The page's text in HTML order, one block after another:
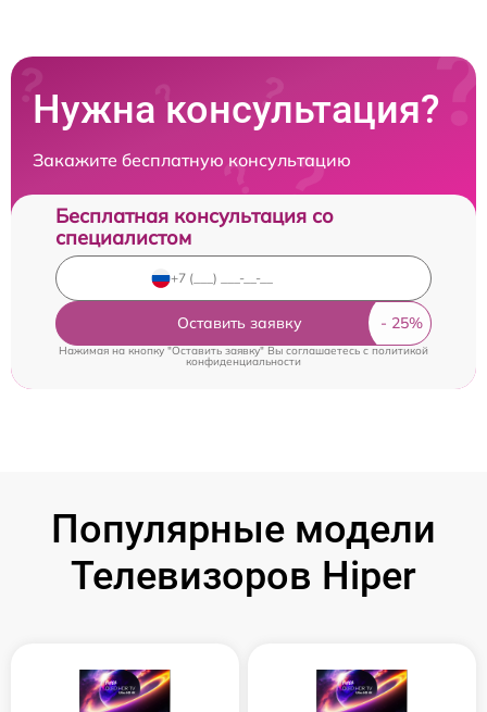
Нужна консультация?
Закажите бесплатную консультацию
Бесплатная консультация со
специалистом
Оставить заявку
Нажимая на кнопку "Оставить заявку" Вы соглашаетесь cполитикой
конфиденциальности
Популярные модели
Телевизоров Hiper